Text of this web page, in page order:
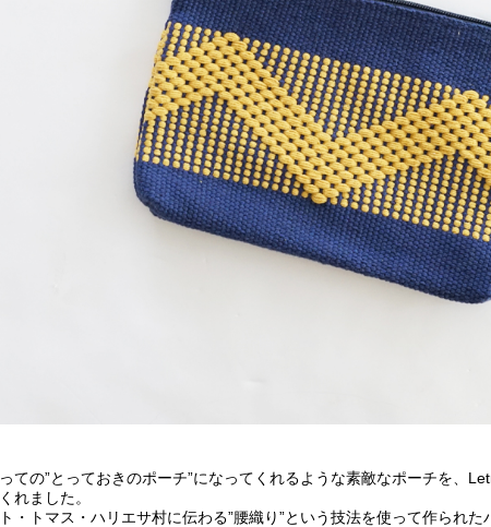
ての”とっておきのポーチ”になってくれるような素敵なポーチを、
れました。
・トマス・ハリエサ村に伝わる”腰織り”という技法を使って作られた